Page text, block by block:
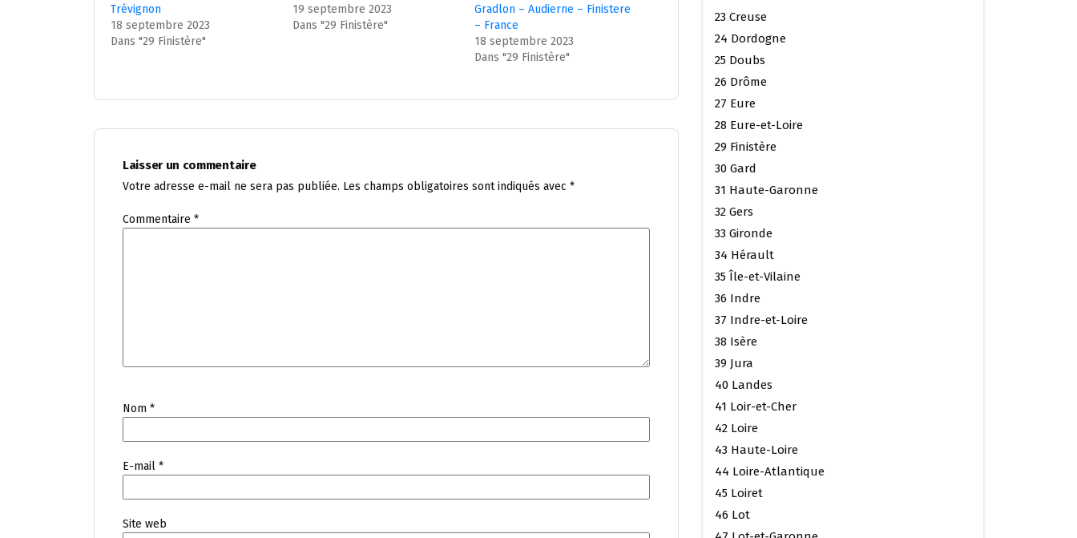
Trévignon
18 septembre 2023
Dans "29 Finistère"
19 septembre 2023
Dans "29 Finistère"
Gradlon – Audierne – Finistere
– France
18 septembre 2023
Dans "29 Finistère"
Laisser un commentaire
Votre adresse e-mail ne sera pas publiée. Les champs obligatoires sont indiqués avec *
Commentaire *
Nom *
E-mail *
Site web
23 Creuse
24 Dordogne
25 Doubs
26 Drôme
27 Eure
28 Eure-et-Loire
29 Finistère
30 Gard
31 Haute-Garonne
32 Gers
33 Gironde
34 Hérault
35 Île-et-Vilaine
36 Indre
37 Indre-et-Loire
38 Isère
39 Jura
40 Landes
41 Loir-et-Cher
42 Loire
43 Haute-Loire
44 Loire-Atlantique
45 Loiret
46 Lot